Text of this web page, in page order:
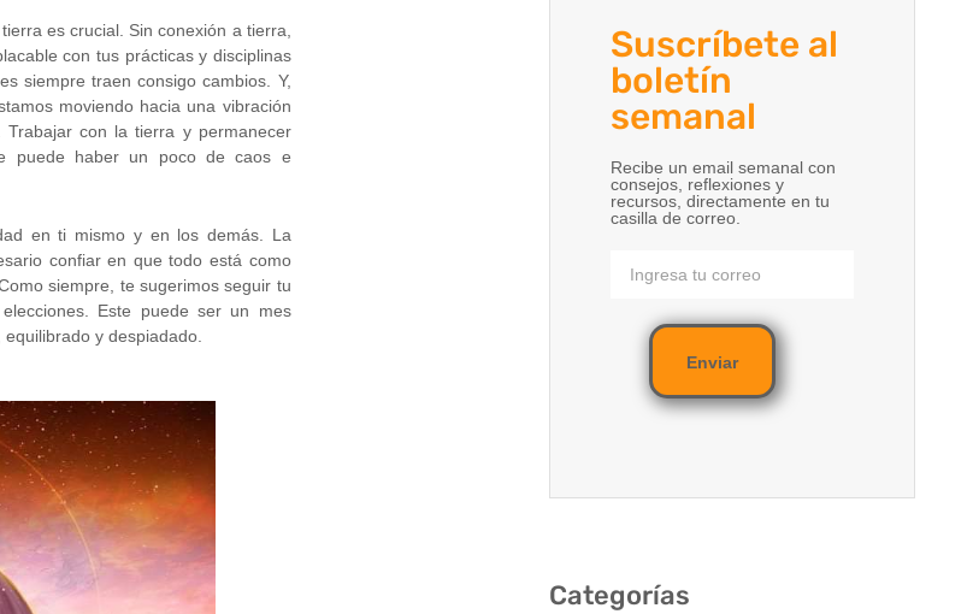
es crucial. Sin conexión a tierra,
con tus prácticas y disciplinas
siempre traen consigo cambios. Y,
moviendo hacia una vibración
con la tierra y permanecer
puede haber un poco de caos e
en ti mismo y en los demás. La
confiar en que todo está como
siempre, te sugerimos seguir tu
Este puede ser un mes
y despiadado.
Suscríbete al
boletín
semanal
Recibe un email semanal con
consejos, reflexiones y
recursos, directamente en tu
casilla de correo.
Enviar
Categorías